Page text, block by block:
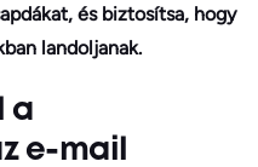
és biztosítsa, hogy
landoljanak.
a
e-mail